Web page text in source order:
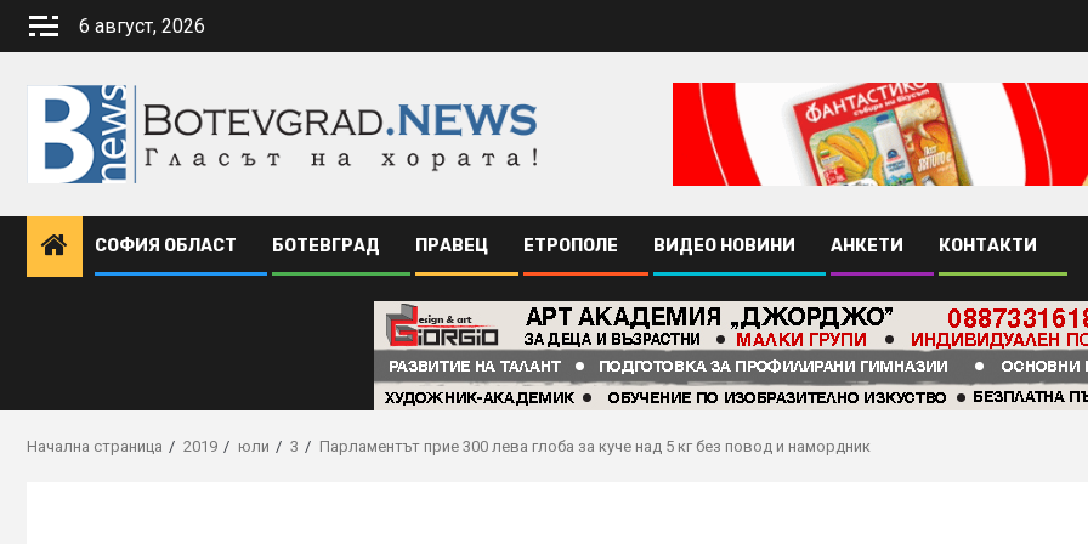
Skip
6 август, 2026
СОФИЯ ОБЛАСТ БОТЕВГРАД ПРАВЕЦ ЕТРОПОЛЕ ВИДЕО НОВИНИ АНКЕТИ КОНТАКТИ
Начална страница 2019 юли 3 Парламентът прие 300 лева глоба за куче над 5 кг без повод и намордник